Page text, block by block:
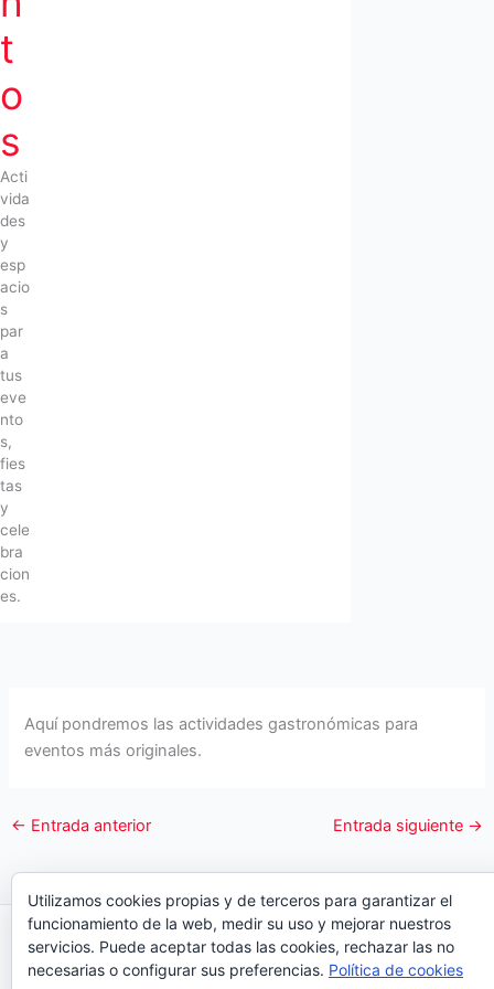
t
o
s
Acti
vida
des
y
esp
acio
s
par
a
tus
eve
nto
s,
fies
tas
y
cele
bra
cion
es.
Aquí pondremos las actividades gastronómicas para
eventos más originales.
← Entrada anterior Entrada siguiente →
Copyright © 2026 Organiza Eventos
Utilizamos cookies propias y de terceros para garantizar el
funcionamiento de la web, medir su uso y mejorar nuestros
servicios. Puede aceptar todas las cookies, rechazar las no
necesarias o configurar sus preferencias. Política de cookies